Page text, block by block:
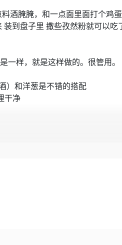
酒腌腌，和一点面里面打个鸡
到盘子里 撒些孜然粉就可以吃
一样，就是这样做的。很管用。
）和洋葱是不错的搭配
干净